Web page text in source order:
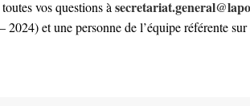
vos questions à
– 2024) et une personne de l’équipe référente